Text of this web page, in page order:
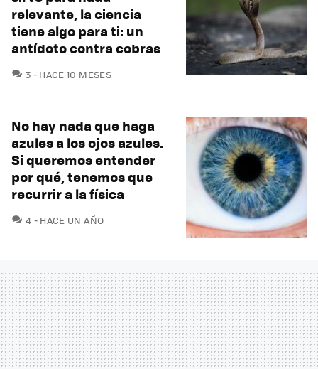
relevante, la ciencia
tiene algo para ti: un
antídoto contra cobras
3 COMENTARIOS
HACE 10 MESES
No hay nada que haga
azules a los ojos azules.
Si queremos entender
por qué, tenemos que
recurrir a la física
4 COMENTARIOS
HACE UN AÑO